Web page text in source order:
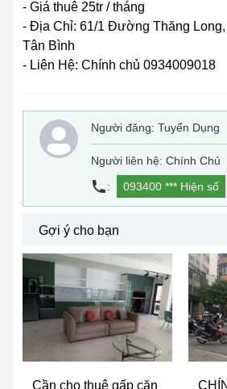
- Giá thuê 25tr / tháng
- Địa Chỉ: 61/1 Đường Thăng
Tân Bình
- Liên Hệ: Chính chủ 0934009018
Người đăng: Tuyển Dụng
Người liên hệ: Chính Chủ
:
093400 *** Hiện số
Gợi ý cho bạn
Cần cho thuê gấp căn